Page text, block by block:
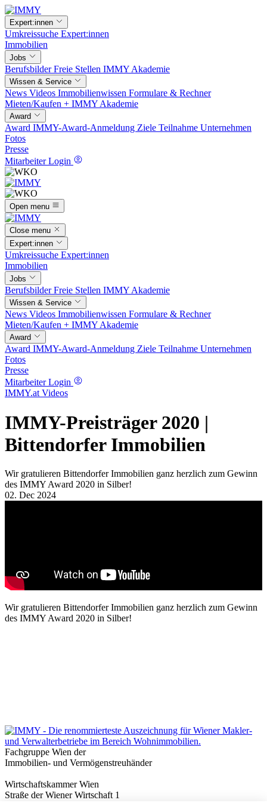
Expert:innen
Umkreissuche Expert:innen
Immobilien
Jobs
BerufsbilderFreie Stellen IMMY Akademie
Wissen & Service
News Videos Immobilienwissen Formulare & Rechner
Mieten/Kaufen + IMMY Akademie
Award
Award IMMY-Award-Anmeldung Ziele Teilnahme Unternehmen
Fotos
Presse
Mitarbeiter Login
Open menu
Close menu
Expert:innen
Umkreissuche Expert:innen
Immobilien
Jobs
BerufsbilderFreie Stellen IMMY Akademie
Wissen & Service
News Videos Immobilienwissen Formulare & Rechner
Mieten/Kaufen + IMMY Akademie
Award
Award IMMY-Award-Anmeldung Ziele Teilnahme Unternehmen
Fotos
Presse
Mitarbeiter Login
IMMY.at Videos
IMMY-Preisträger 2020 |
Bittendorfer Immobilien
Wir gratulieren Bittendorfer Immobilien ganz herzlich zum Gewinn
des IMMY Award 2020 in Silber!
02. Dec 2024
Wir gratulieren Bittendorfer Immobilien ganz herzlich zum Gewinn
des IMMY Award 2020 in Silber!
Fachgruppe Wien der
Immobilien- und Vermögenstreuhänder
Wirtschaftskammer Wien
Straße der Wiener Wirtschaft 1